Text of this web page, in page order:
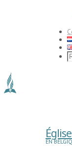
for:
EN